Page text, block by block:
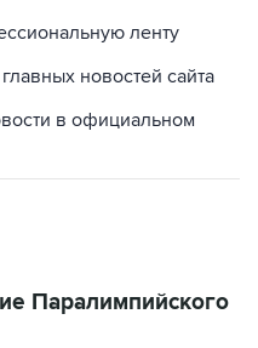
ленту
новостей сайта
в официальном
Паралимпийского